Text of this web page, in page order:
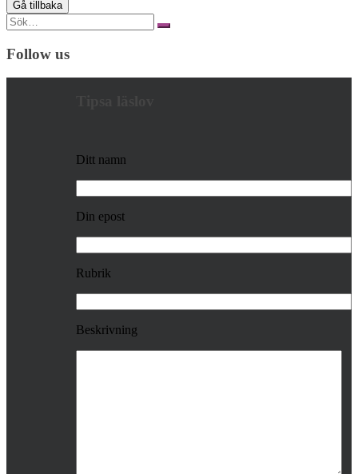
Search
for:
Follow us
Ditt namn
Din epost
Rubrik
Beskrivning